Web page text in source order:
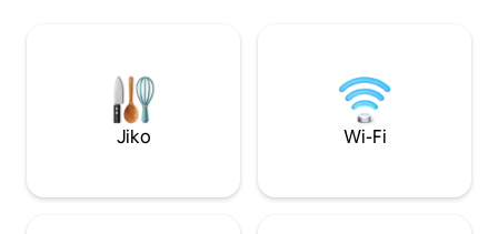
Jiko Wi-Fi